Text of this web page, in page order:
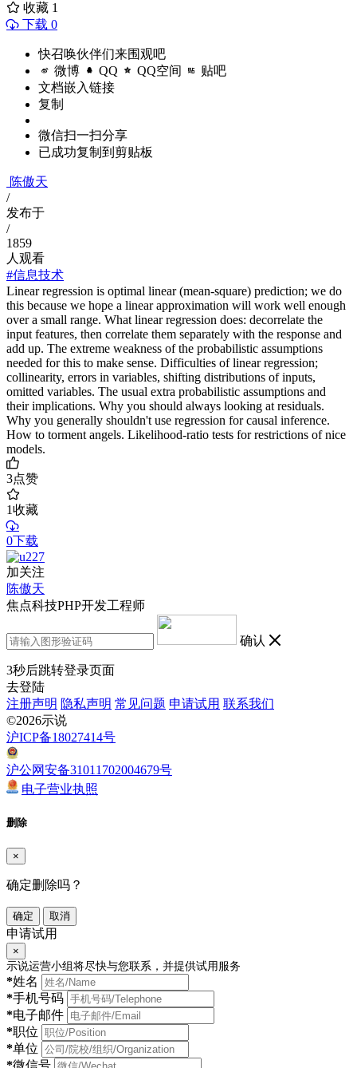
收藏 1
下载 0
快召唤伙伴们来围观吧
微博 QQ QQ空间 贴吧
文档嵌入链接
复制
微信扫一扫分享
已成功复制到剪贴板
陈傲天
/
发布于
/
1859
人观看
#信息技术
Linear regression is optimal linear (mean-square) prediction; we do
this because we hope a linear approximation will work well enough
over a small range. What linear regression does: decorrelate the
input features, then correlate them separately with the response and
add up. The extreme weakness of the probabilistic assumptions
needed for this to make sense. Difficulties of linear regression;
collinearity, errors in variables, shifting distributions of inputs,
omitted variables. The usual extra probabilistic assumptions and
their implications. Why you should always looking at residuals.
Why you generally shouldn't use regression for causal inference.
How to torment angels. Likelihood-ratio tests for restrictions of nice
models.
3点赞
1收藏
0下载
加关注
陈傲天
焦点科技PHP开发工程师
确认
3秒后跳转登录页面
去登陆
注册声明 隐私声明 常见问题 申请试用 联系我们
©2026示说
沪ICP备18027414号
沪公网安备31011702004679号
电子营业执照
删除
×
确定删除吗？
确定 取消
申请试用
×
示说运营小组将尽快与您联系，并提供试用服务
*姓名
*手机号码
*电子邮件
*职位
*单位